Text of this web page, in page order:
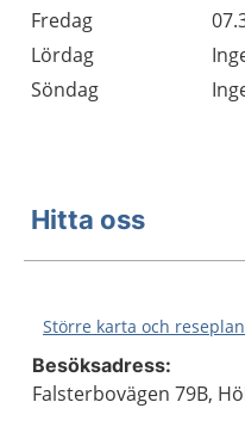
Fredag
Lördag
Söndag
Hitta oss
Större karta och
Besöksadress:
Falsterbovägen 79B,